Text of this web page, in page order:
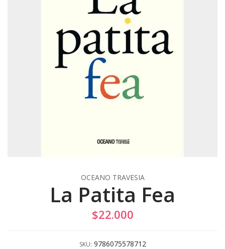
OCEANO TRAVESIA
La Patita Fea
$22.000
SKU: 9786075578712